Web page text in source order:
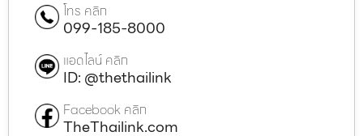
โทร คลิก
099-185-8000
แอดไลน์ คลิก
ID: @thethailink
Facebook คลิก
TheThailink.com